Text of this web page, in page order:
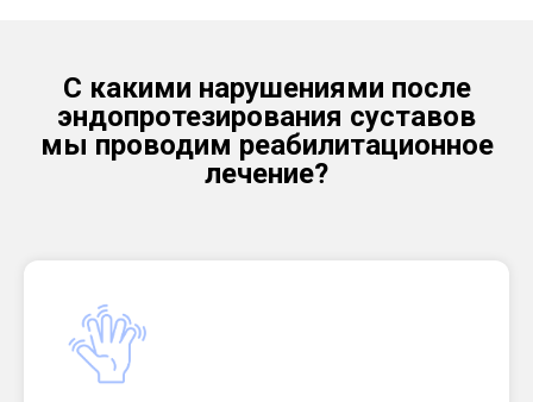
С какими нарушениями после
эндопротезирования суставов
мы проводим реабилитационное
лечение?